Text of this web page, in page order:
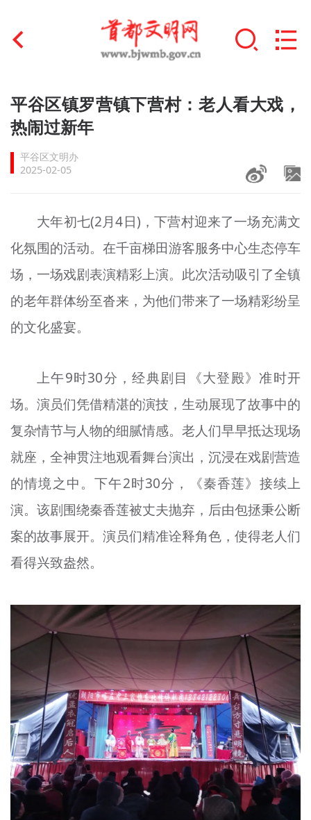
首页
文明创建
文明实践
未成年人思想道德建设
榜样人物
+
身边好人
文明评论
宣传思想文化人才
专题
资料库
+
平谷区镇罗营镇下营村：老人看大戏，
热闹过新年
平谷区文明办
2025-02-05
大年初七(2月4日)，下营村迎来了一场充满文
化氛围的活动。在千亩梯田游客服务中心生态停车
场，一场戏剧表演精彩上演。此次活动吸引了全镇
的老年群体纷至沓来，为他们带来了一场精彩纷呈
的文化盛宴。
上午9时30分，经典剧目《大登殿》准时开
场。演员们凭借精湛的演技，生动展现了故事中的
复杂情节与人物的细腻情感。老人们早早抵达现场
就座，全神贯注地观看舞台演出，沉浸在戏剧营造
的情境之中。下午2时30分，《秦香莲》接续上
演。该剧围绕秦香莲被丈夫抛弃，后由包拯秉公断
案的故事展开。演员们精准诠释角色，使得老人们
看得兴致盎然。